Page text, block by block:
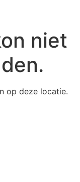
niet
op deze locatie.